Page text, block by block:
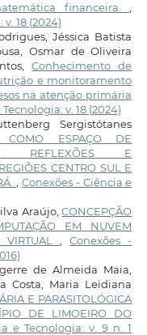
financeira.
18 (2024)
Jéssica Batista
Osmar de Oliveira
Conhecimento de
e monitoramento
na atenção primária
v. 18 (2024)
Sergistótanes
ESPAÇO DE
REFLEXÕES E
CENTRO SUL E
Conexões - Ciência e
Araújo,CONCEPÇÃO
EM NUVEM
VIRTUAL
,Conexões -
de Almeida Maia,
Costa, Maria Leidiana
E PARASITOLÓGICA
DE LIMOEIRO DO
e Tecnologia: v. 9 n. 1